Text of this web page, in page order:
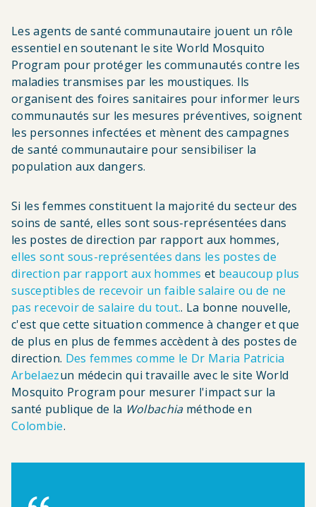
Les agents de santé communautaire jouent un rôle
essentiel en soutenant le site World Mosquito
Program pour protéger les communautés contre les
maladies transmises par les moustiques. Ils
organisent des foires sanitaires pour informer leurs
communautés sur les mesures préventives, soignent
les personnes infectées et mènent des campagnes
de santé communautaire pour sensibiliser la
population aux dangers.
Si les femmes constituent la majorité du secteur des
soins de santé, elles sont sous-représentées dans
les postes de direction par rapport aux hommes,
elles sont sous-représentées dans les postes de
direction par rapport aux hommes et beaucoup plus
susceptibles de recevoir un faible salaire ou de ne
pas recevoir de salaire du tout.. La bonne nouvelle,
c'est que cette situation commence à changer et que
de plus en plus de femmes accèdent à des postes de
direction. Des femmes comme le Dr Maria Patricia
Arbelaezun médecin qui travaille avec le site World
Mosquito Program pour mesurer l'impact sur la
santé publique de la Wolbachia méthode en
Colombie.